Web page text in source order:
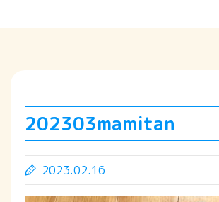
202303mamitan
2023.02.16